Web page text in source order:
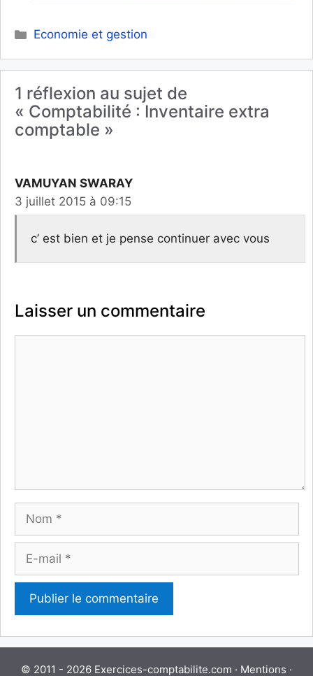
Catégories
Economie et gestion
1 réflexion au sujet de
« Comptabilité : Inventaire extra
comptable »
VAMUYAN SWARAY
3 juillet 2015 à 09:15
c’ est bien et je pense continuer avec vous
Laisser un commentaire
Nom
© 2011 - 2026 Exercices-comptabilite.com · Mentions ·